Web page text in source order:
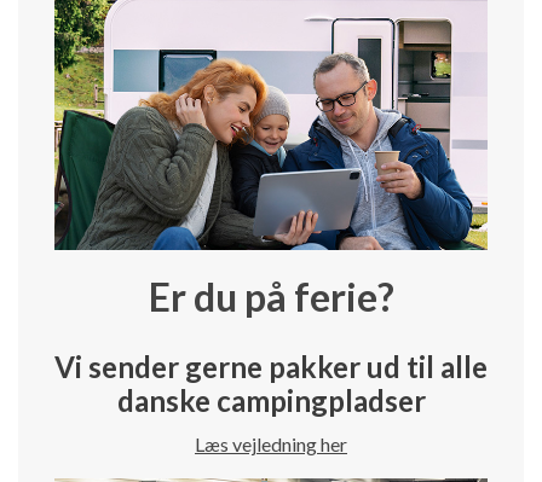
Er du på ferie?
Vi sender gerne pakker ud til alle
danske campingpladser
Læs vejledning her